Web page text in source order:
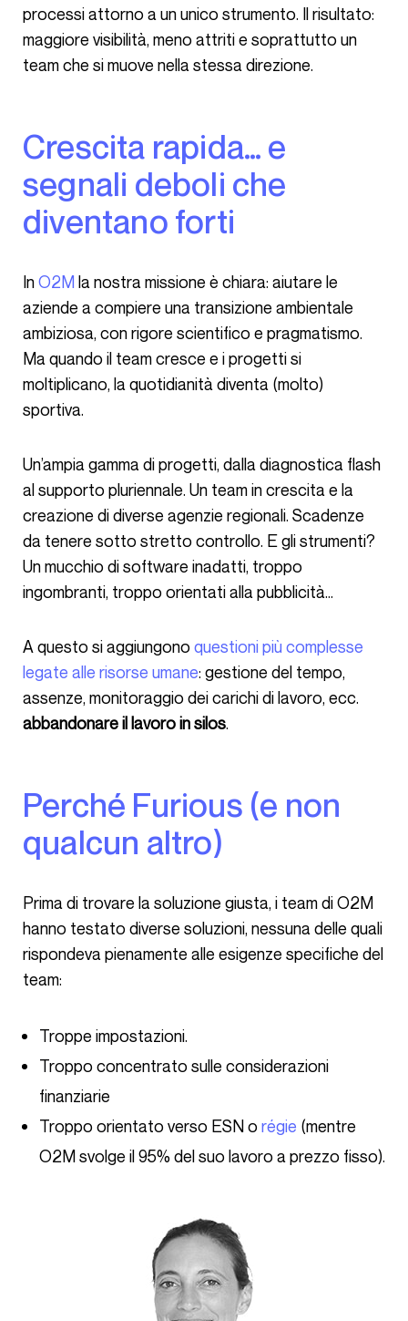
processi attorno a un unico strumento. Il risultato:
maggiore visibilità, meno attriti e soprattutto un
team che si muove nella stessa direzione.
Crescita rapida… e
segnali deboli che
diventano forti
InO2M la nostra missione è chiara: aiutare le
aziende a compiere una transizione ambientale
ambiziosa, con rigore scientifico e pragmatismo.
Ma quando il team cresce e i progetti si
moltiplicano, la quotidianità diventa (molto)
sportiva.
Un’ampia gamma di progetti, dalla diagnostica flash
al supporto pluriennale. Un team in crescita e la
creazione di diverse agenzie regionali. Scadenze
da tenere sotto stretto controllo. E gli strumenti?
Un mucchio di software inadatti, troppo
ingombranti, troppo orientati alla pubblicità…
A questo si aggiungono questioni più complesse
legate alle risorse umane: gestione del tempo,
assenze, monitoraggio dei carichi di lavoro, ecc.
abbandonare il lavoro in silos.
Perché Furious (e non
qualcun altro)
Prima di trovare la soluzione giusta, i team di O2M
hanno testato diverse soluzioni, nessuna delle quali
rispondeva pienamente alle esigenze specifiche del
team:
Troppe impostazioni.
Troppo concentrato sulle considerazioni
finanziarie
Troppo orientato verso ESN o régie (mentre
O2M svolge il 95% del suo lavoro a prezzo fisso).